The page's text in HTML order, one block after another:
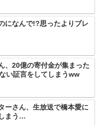
になんで!?思ったよりブレ
、20億の寄付金が集まった
い証言をしてしまうww
ーさん、生放送で橋本愛に
まう…